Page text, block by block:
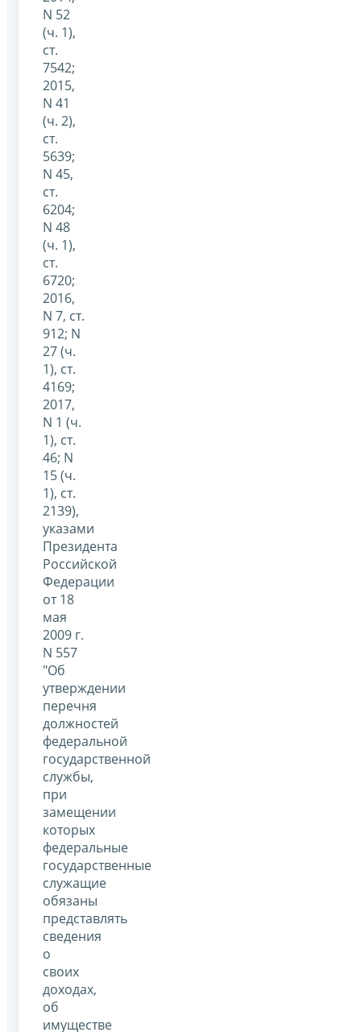
N 52
(ч. 1),
ст.
7542;
2015,
N 41
(ч. 2),
ст.
5639;
N 45,
ст.
6204;
N 48
(ч. 1),
ст.
6720;
2016,
N 7, ст.
912; N
27 (ч.
1), ст.
4169;
2017,
N 1 (ч.
1), ст.
46; N
15 (ч.
1), ст.
2139),
указами
Президента
Российской
Федерации
от 18
мая
2009 г.
N 557
"Об
утверждении
перечня
должностей
федеральной
государственной
службы,
при
замещении
которых
федеральные
государственные
служащие
обязаны
представлять
сведения
о
своих
доходах,
об
имуществе